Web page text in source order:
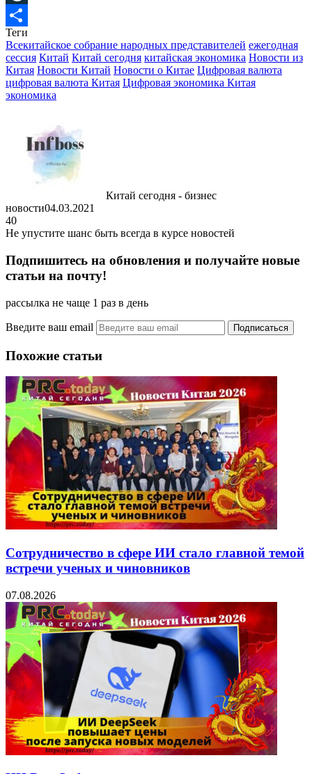
LiveJournal
Отправить
Теги
Всекитайское собрание народных представителей ежегодная
сессия Китай Китай сегодня китайская экономика Новости из
Китая Новости Китай Новости о Китае Цифровая валюта
цифровая валюта Китая Цифровая экономика Китая
экономика
Китай сегодня - бизнес
новости04.03.2021
40
Не упустите шанс быть всегда в курсе новостей
Подпишитесь на обновления и получайте новые
статьи на почту!
рассылка не чаще 1 раз в день
Введите ваш email
Похожие статьи
Сотрудничество в сфере ИИ стало главной темой
встречи ученых и чиновников
07.08.2026